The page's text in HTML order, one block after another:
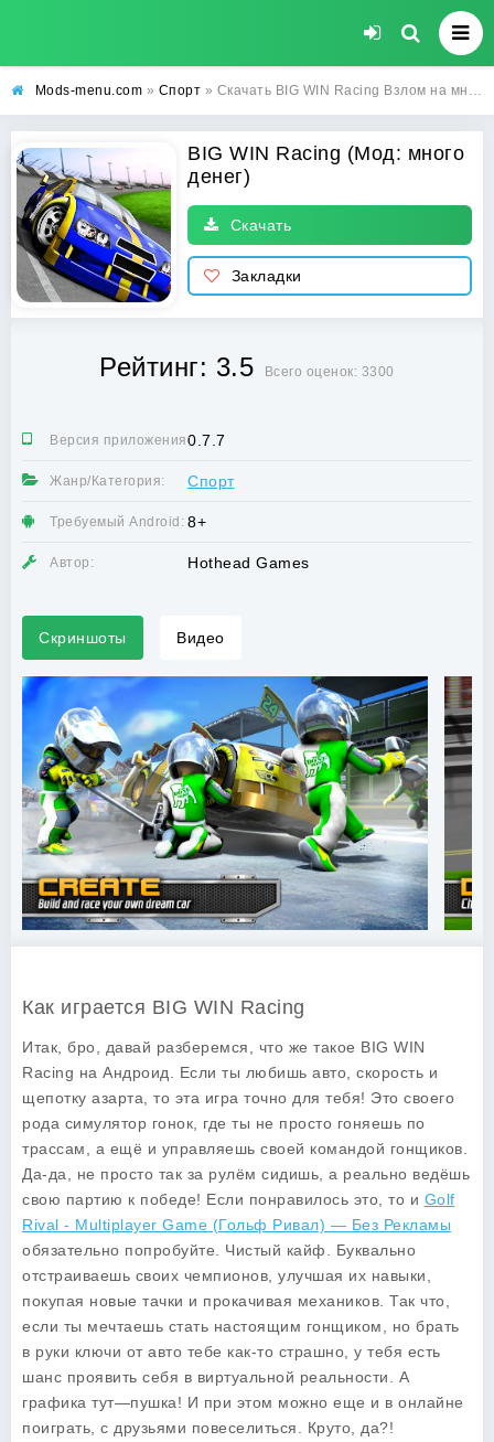
Mods-menu.com » Спорт » Скачать BIG WIN Racing Взлом на много денег для Android бесплатно
BIG WIN Racing (Мод: много
денег)
Скачать
Закладки
Рейтинг: 3.5 Всего оценок: 3300
Версия приложения:0.7.7
Жанр/Категория: Спорт
Требуемый Android: 8+
Автор: Hothead Games
Скриншоты Видео
Как играется BIG WIN Racing
Итак, бро, давай разберемся, что же такое BIG WIN
Racing на Андроид. Если ты любишь авто, скорость и
щепотку азарта, то эта игра точно для тебя! Это своего
рода симулятор гонок, где ты не просто гоняешь по
трассам, а ещё и управляешь своей командой гонщиков.
Да-да, не просто так за рулём сидишь, а реально ведёшь
свою партию к победе! Если понравилось это, то и Golf
Rival - Multiplayer Game (Гольф Ривал) — Без Рекламы
обязательно попробуйте. Чистый кайф. Буквально
отстраиваешь своих чемпионов, улучшая их навыки,
покупая новые тачки и прокачивая механиков. Так что,
если ты мечтаешь стать настоящим гонщиком, но брать
в руки ключи от авто тебе как-то страшно, у тебя есть
шанс проявить себя в виртуальной реальности. А
графика тут—пушка! И при этом можно еще и в онлайне
поиграть, с друзьями повеселиться. Круто, да?!